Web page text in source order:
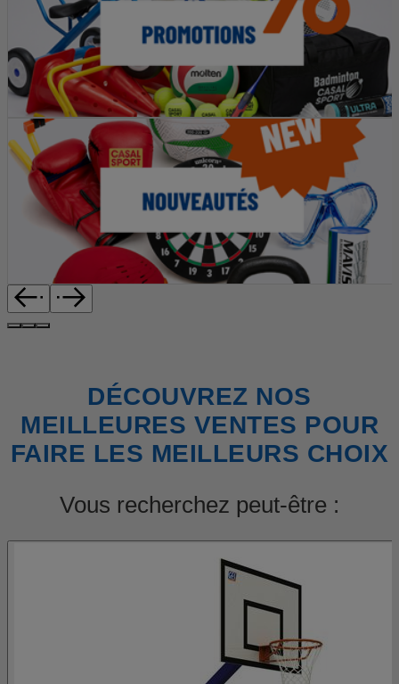
DÉCOUVREZ NOS
MEILLEURES VENTES POUR
FAIRE LES MEILLEURS CHOIX
Vous recherchez peut-être :